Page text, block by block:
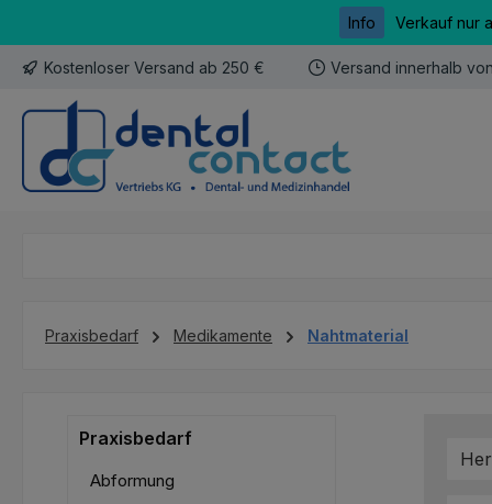
Info Verkauf nur
Kostenloser Versand ab 250 € Versand innerhalb
Praxisbedarf Medikamente Nahtmaterial
Praxisbedarf
Abformung